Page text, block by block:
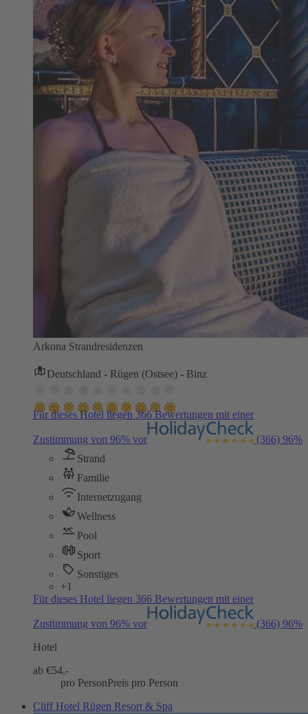
Arkona Strandresidenzen
Deutschland - Rügen (Ostsee) - Binz
Für dieses Hotel liegen 366 Bewertungen mit einer
Zustimmung von 96% vor (366) 96%
Strand
Familie
Internetzugang
Wellness
Pool
Sport
Sonstiges
+1
Für dieses Hotel liegen 366 Bewertungen mit einer
Zustimmung von 96% vor (366) 96%
Hotel
ab €54,-
pro PersonPreis pro Person
Cliff Hotel Rügen Resort & Spa